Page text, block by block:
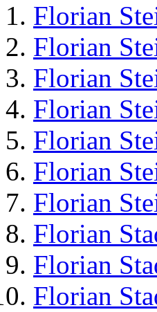
Florian
Florian
Florian
Florian
Florian
Florian
Florian
Florian
Florian
Florian